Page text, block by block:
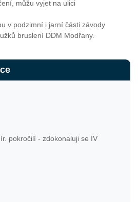
můžu vyjet na ulici
v podzimní i jarní části závody
bruslení DDM Modřany.
pokročilí - zdokonaluji se IV